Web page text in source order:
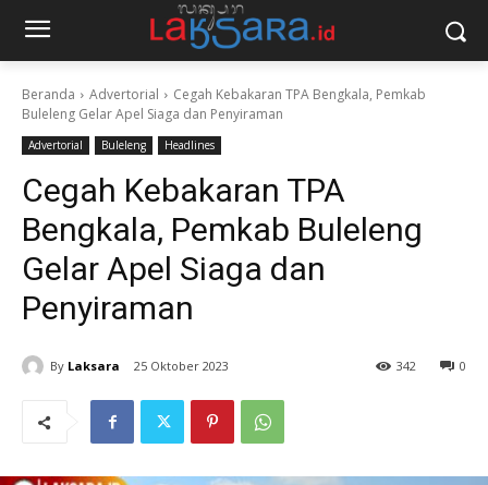
Beranda Advertorial
Cegah Kebakaran TPA Bengkala, Pemkab
Buleleng Gelar Apel Siaga dan Penyiraman
Advertorial Buleleng Headlines
Cegah Kebakaran TPA
Bengkala, Pemkab Buleleng
Gelar Apel Siaga dan
Penyiraman
By Laksara 25 Oktober 2023 0
342